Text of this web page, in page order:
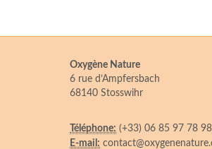
Oxygène Nature
6 rue d’Ampfersbach
68140 Stosswihr
Téléphone: (+33) 06 85 97 78 98
E-mail: